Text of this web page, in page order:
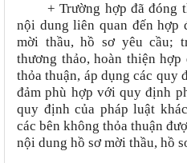
+ Trường hợp đã đóng
nội dung liên quan đến hợp
mời thầu, hồ sơ yêu cầu;
thương thảo, hoàn thiện
thỏa thuận, áp dụng các quy
đảm phù hợp với quy định
quy định của pháp luật
các bên không thỏa thuận
nội dung hồ sơ mời thầu, hồ